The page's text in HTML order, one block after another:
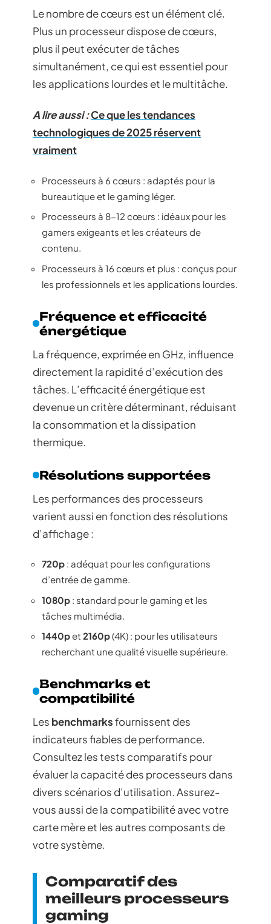
Le nombre de cœurs est un élément clé.
Plus un processeur dispose de cœurs,
plus il peut exécuter de tâches
simultanément, ce qui est essentiel pour
les applications lourdes et le multitâche.
A lire aussi :Ce que les tendances
technologiques de 2025 réservent
vraiment
Processeurs à 6 cœurs : adaptés pour la
bureautique et le gaming léger.
Processeurs à 8-12 cœurs : idéaux pour les
gamers exigeants et les créateurs de
contenu.
Processeurs à 16 cœurs et plus : conçus pour
les professionnels et les applications lourdes.
Fréquence et efficacité
énergétique
La fréquence, exprimée en GHz, influence
directement la rapidité d’exécution des
tâches. L’efficacité énergétique est
devenue un critère déterminant, réduisant
la consommation et la dissipation
thermique.
Résolutions supportées
Les performances des processeurs
varient aussi en fonction des résolutions
d’affichage :
720p : adéquat pour les configurations
d’entrée de gamme.
1080p : standard pour le gaming et les
tâches multimédia.
1440pet 2160p(4K) : pour les utilisateurs
recherchant une qualité visuelle supérieure.
Benchmarks et
compatibilité
Les benchmarksfournissent des
indicateurs fiables de performance.
Consultez les tests comparatifs pour
évaluer la capacité des processeurs dans
divers scénarios d’utilisation. Assurez-
vous aussi de la compatibilité avec votre
carte mère et les autres composants de
votre système.
Comparatif des
meilleurs processeurs
gaming